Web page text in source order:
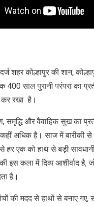
शहर कोल्हापुर की शान,
400 साल पुरानी परंपरा का
कर रखा है।
और वैवाहिक सुख का
अधिक है। साज में बारीकी से
हर एक को हाथ से बड़ी
इस कला में दिव्य आशीर्वाद
है।
की मदद से हाथों से बनाए गए,